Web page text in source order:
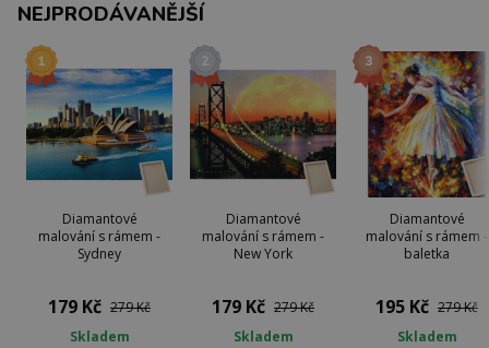
NEJPRODÁVANĚJŠÍ
Diamantové
malování s rámem -
Sydney
179 Kč 279 Kč
Skladem
Diamantové
malování s rámem -
New York
179 Kč 279 Kč
Skladem
Diamantové
malování s rámem -
baletka
195 Kč 279 Kč
Skladem